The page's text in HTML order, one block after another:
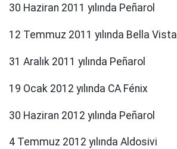
30 Haziran 2011 yılında Peñarol
12 Temmuz 2011 yılında Bella Vista
31 Aralık 2011 yılında Peñarol
19 Ocak 2012 yılında CA Fénix
30 Haziran 2012 yılında Peñarol
4 Temmuz 2012 yılında Aldosivi